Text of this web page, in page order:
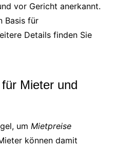
vor Gericht anerkannt.
Basis für
Details finden Sie
Mieter und
um Mietpreise
können damit